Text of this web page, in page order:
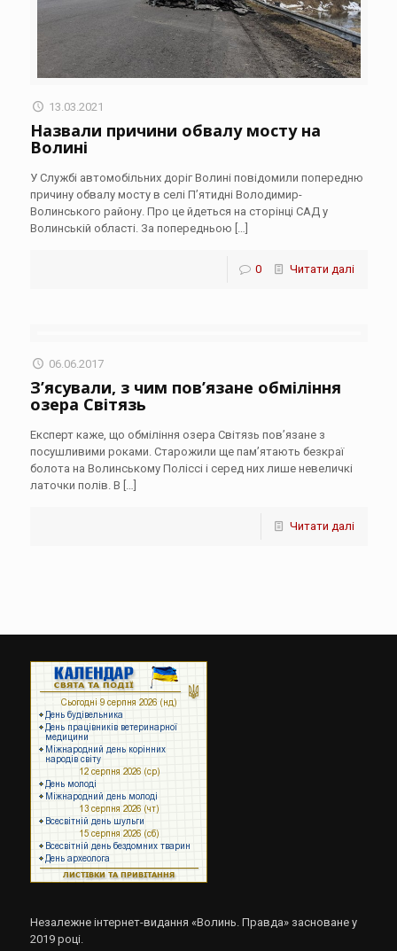
13.03.2021
Назвали причини обвалу мосту на
Волині
У Службі автомобільних доріг Волині повідомили попередню
причину обвалу мосту в селі П’ятидні Володимир-
Волинського району. Про це йдеться на сторінці САД у
Волинській області. За попередньою […]
0 Читати далі
06.06.2017
З’ясували, з чим пов’язане обміління
озера Світязь
Експерт каже, що обміління озера Світязь пов’язане з
посушливими роками. Старожили ще пам’ятають безкраї
болота на Волинському Поліссі і серед них лише невеличкі
латочки полів. В […]
Читати далі
Незалежне інтернет-видання «Волинь. Правда» засноване у
2019 році.